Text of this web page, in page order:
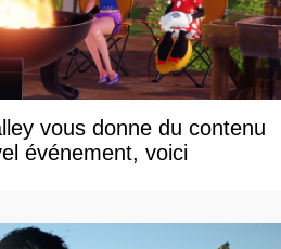
vous donne du contenu
événement, voici